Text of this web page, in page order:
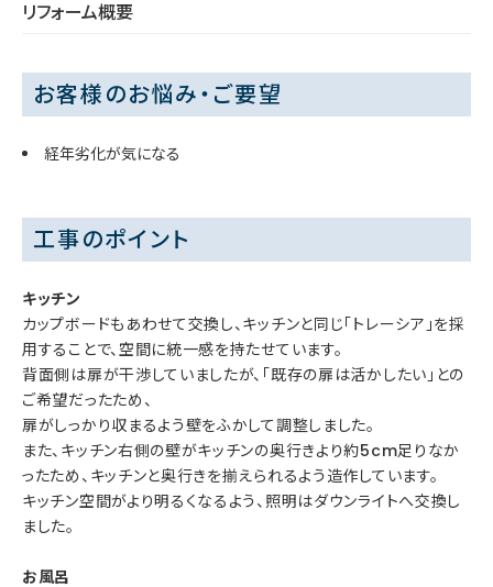
リフォーム概要
お客様のお悩み・ご要望
経年劣化が気になる
工事のポイント
キッチン
カップボードもあわせて交換し、キッチンと同じ「トレーシア」を採
用することで、空間に統一感を持たせています。
背面側は扉が干渉していましたが、「既存の扉は活かしたい」との
ご希望だったため、
扉がしっかり収まるよう壁をふかして調整しました。
また、キッチン右側の壁がキッチンの奥行きより約5cm足りなか
ったため、キッチンと奥行きを揃えられるよう造作しています。
キッチン空間がより明るくなるよう、照明はダウンライトへ交換し
ました。
お風呂